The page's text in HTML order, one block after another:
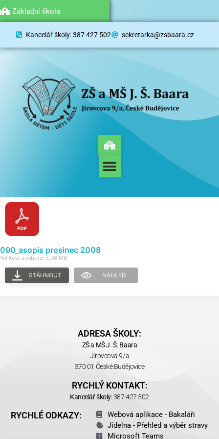
Kancelář školy: 387 427 502 sekretarka@zsbaara.cz
Mateřská škola
Základní škola
090_asopis prosinec 2008
Velikost souboru: 3.36 MB
STÁHNOUT NÁHLED
ADRESA ŠKOLY:
ZŠ a MŠ J. Š. Baara
Jírovcova 9/a
370 01 České Budějovice
RYCHLÝ KONTAKT:
Kancelář školy:387 427 502
RYCHLÉ ODKAZY:
Webová aplikace - Bakaláři
Jídelna - Přehled a výběr stravy
Microsoft Teams